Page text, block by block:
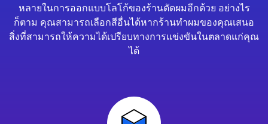
หลายในการออกแบบโลโก้ของร้านตัดผมอีกด้วย อย่างไร
ก็ตาม คุณสามารถเลือกสีอื่นได้หากร้านทำผมของคุณเสนอ
สิ่งที่สามารถให้ความได้เปรียบทางการแข่งขันในตลาดแก่คุณ
ได้